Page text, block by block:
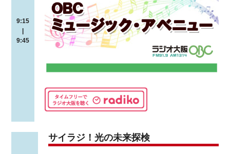
9:15
|
9:45
サイラジ！光の未来探検